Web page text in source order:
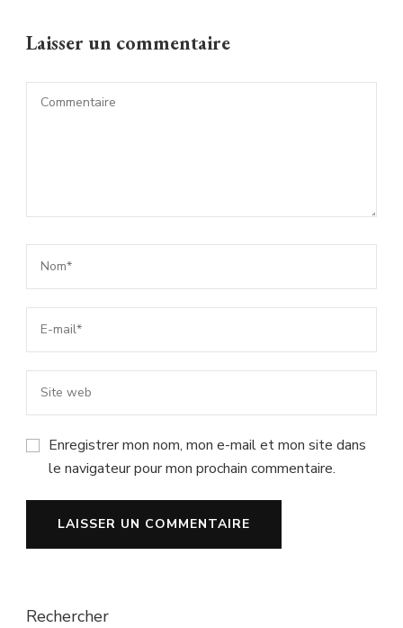
Laisser un commentaire
Enregistrer mon nom, mon e-mail et mon site dans
le navigateur pour mon prochain commentaire.
Rechercher